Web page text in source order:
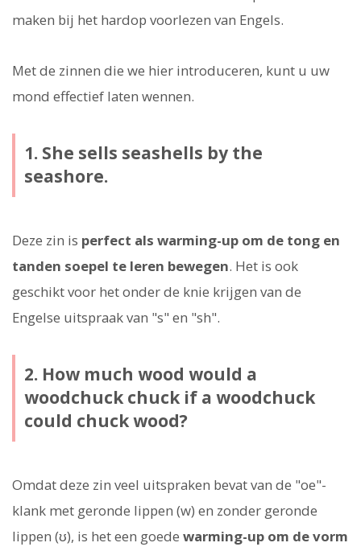
maken bij het hardop voorlezen van Engels.
Met de zinnen die we hier introduceren, kunt u uw
mond effectief laten wennen.
1. She sells seashells by the
seashore.
Deze zin is perfect als warming-up om de tong en
tanden soepel te leren bewegen. Het is ook
geschikt voor het onder de knie krijgen van de
Engelse uitspraak van "s" en "sh".
2. How much wood would a
woodchuck chuck if a woodchuck
could chuck wood?
Omdat deze zin veel uitspraken bevat van de "oe"-
klank met geronde lippen (w) en zonder geronde
lippen (ʊ), is het een goede warming-up om de vorm